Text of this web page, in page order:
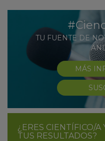
TU FUENTE DE
MÁS
¿ERES CIENTÍFICO/
TUS RESULTADOS?